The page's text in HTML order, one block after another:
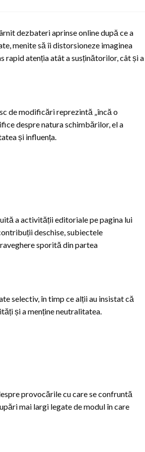
dezbateri aprinse online după ce a
menite să îi distorsioneze imaginea
rapid atenția atât a susținătorilor, cât și a
de modificări reprezintă „încă o
despre natura schimbărilor, el a
și influența.
a activității editoriale pe pagina lui
deschise, subiectele
sporită din partea
selectiv, în timp ce alții au insistat că
și a menține neutralitatea.
provocările cu care se confruntă
mai largi legate de modul în care